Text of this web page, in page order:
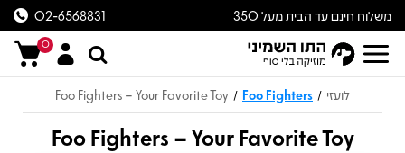
משלוח חינם עד הבית מעל 350
ש״ח
02-6568831
0
לועזי /
Foo Fighters
/
Foo Fighters – Your Favorite Toy
Foo Fighters – Your Favorite Toy